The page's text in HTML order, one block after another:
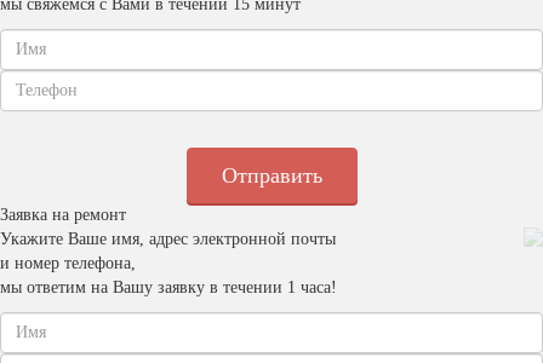
мы свяжемся с Вами в течении 15 минут
Заявка на ремонт
Укажите Ваше имя, адрес электронной почты
и номер телефона,
мы ответим на Вашу заявку в течении 1 часа!